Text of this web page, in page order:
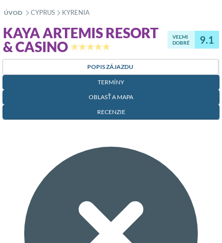
ÚVOD »
CYPRUS »
KYRENIA
KAYA ARTEMIS RESORT
& CASINO ★★★★★
VEĽMI
DOBRÉ
9.1
POPIS ZÁJAZDU
TERMÍNY
OBLASŤ A MAPA
RECENZIE